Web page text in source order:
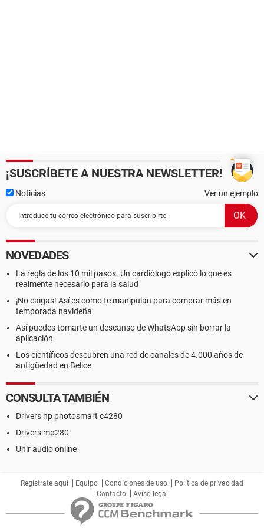
¡SUSCRÍBETE A NUESTRA NEWSLETTER!
Noticias Ver un ejemplo
NOVEDADES
La regla de los 10 mil pasos. Un cardiólogo explicó lo que es
realmente necesario para la salud
¡No caigas! Así es como te manipulan para comprar más en
temporada navideña
Así puedes tomarte un descanso de WhatsApp sin borrar la
aplicación
Los científicos descubren una red de canales de 4.000 años de
antigüedad en Belice
CONSULTA TAMBIÉN
Drivers hp photosmart c4280
Drivers mp280
Unir audio online
Regístrate aquí Equipo Condiciones de uso
Política de privacidad
Contacto
Aviso legal